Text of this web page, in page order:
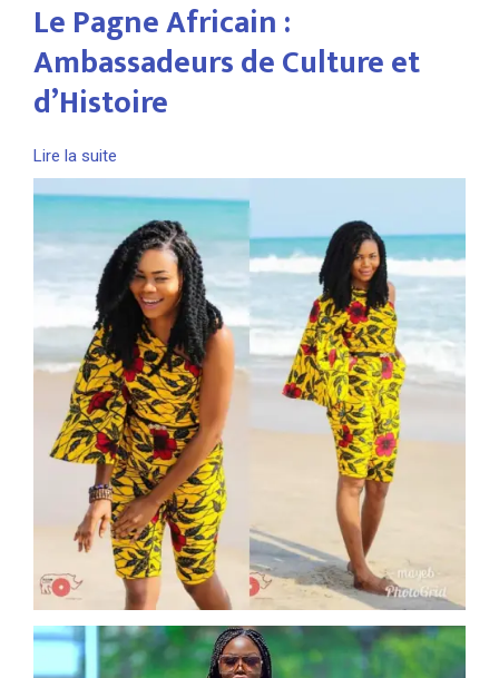
Le Pagne Africain :
Ambassadeurs de Culture et
d’Histoire
Lire la suite